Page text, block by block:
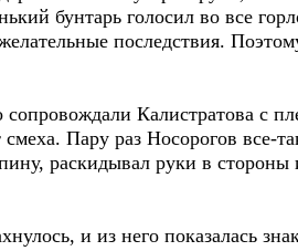
бунтарь голосил во все
последствия.
Калистратова с
Пару раз Носорогов все-
раскидывал руки в стороны
и из него показалась